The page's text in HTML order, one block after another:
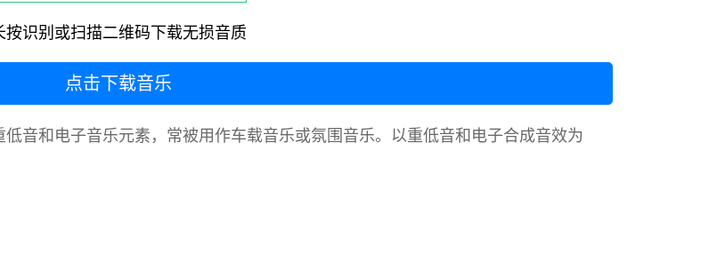
按识别或扫描二维码下载无损音质
点击下载音乐
音和电子音乐元素，常被用作车载音乐或氛围音乐。以重低音和电子合成音效为